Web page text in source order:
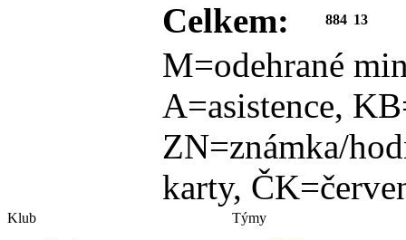
Celkem: 884 13
M=odehrané
A=asistence,
ZN=známka/
karty,
Klub
Týmy